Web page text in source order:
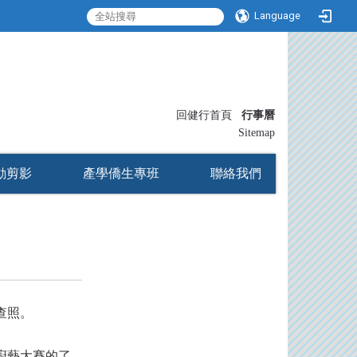
Language
回健行首頁
行事曆
Sitemap
剪影 產學僑生專班 聯絡我們
。